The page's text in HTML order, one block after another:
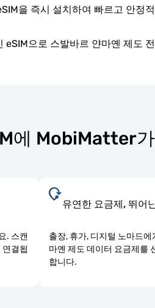
을 즉시 설치하여 빠르고 안정
eSIM으로 스발바르 얀마옌 제도
에 MobiMatter
. 스캔
결됩
유연한 요금제, 뛰어
출장, 휴가, 디지털 노마드
마옌 제도 데이터 요금제를
합니다.